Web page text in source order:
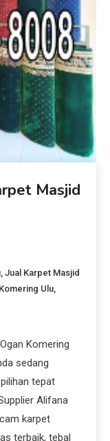
Masjid
,Jual Karpet Masjid
Ulu
Komering
sedang
tepat
Alifana
karpet
terbaik, tebal